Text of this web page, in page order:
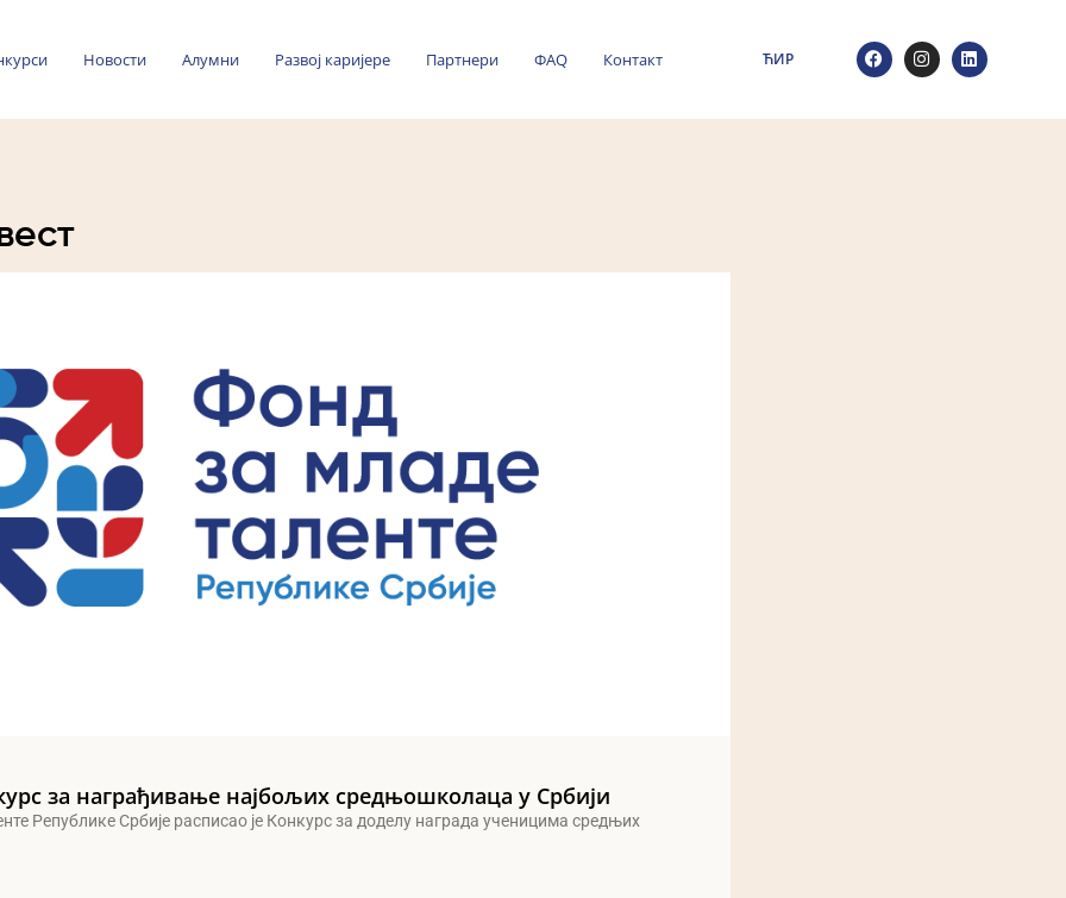
Новости Алумни Развој каријере Партнери ФАQ Контакт ЋИР
за награђивање најбољих средњошколаца у Србији
Републике Србије расписао је Конкурс за доделу награда ученицима средњих